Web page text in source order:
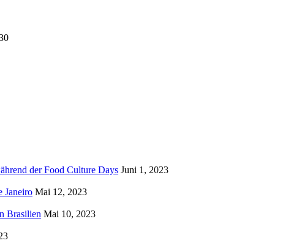
der Food Culture Days Juni 1, 2023
Janeiro Mai 12, 2023
Brasilien Mai 10, 2023